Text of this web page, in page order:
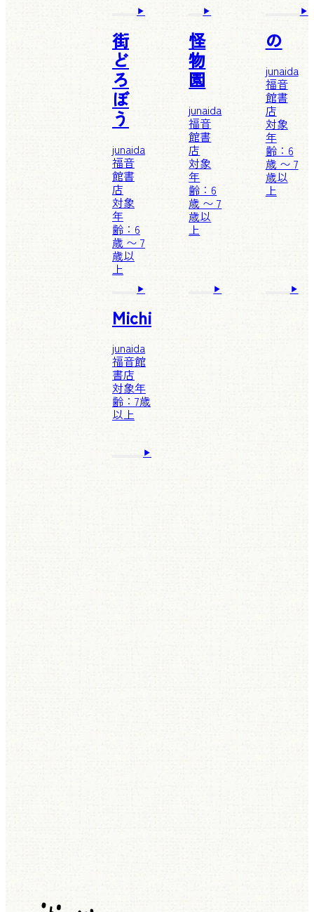
街
ど
ろ
ぼ
う
junaida
福音
館書
店
対象
年
齢：6
歳 〜 7
歳以
上
怪
物
園
junaida
福音
館書
店
対象
年
齢：6
歳 〜 7
歳以
上
の
junaida
福音
館書
店
対象
年
齢：6
歳 〜 7
歳以
上
Michi
junaida
福音館
書店
対象年
齢：7歳
以上